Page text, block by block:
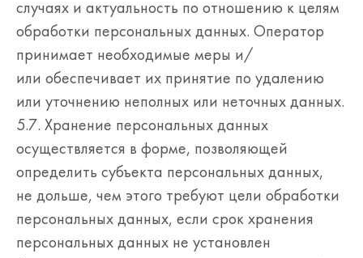
случаях и актуальность по отношению к целям
обработки персональных данных. Оператор
принимает необходимые меры и/
или обеспечивает их принятие по удалению
или уточнению неполных или неточных данных.
5.7. Хранение персональных данных
осуществляется в форме, позволяющей
определить субъекта персональных данных,
не дольше, чем этого требуют цели обработки
персональных данных, если срок хранения
персональных данных не установлен